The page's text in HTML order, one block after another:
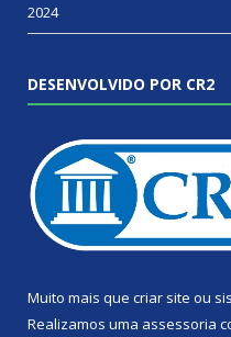
2024
DESENVOLVIDO POR CR2
Muito mais que criar site ou
Realizamos uma assessoria